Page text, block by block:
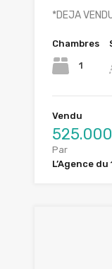
*DEJA
Chambres
1
Vendu
Par
L’Agence du